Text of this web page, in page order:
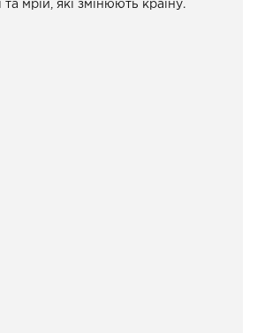
та мрій, які змінюють країну.